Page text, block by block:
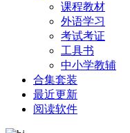
课程教材
外语学习
考试考证
工具书
中小学教辅
合集套装
最近更新
阅读软件